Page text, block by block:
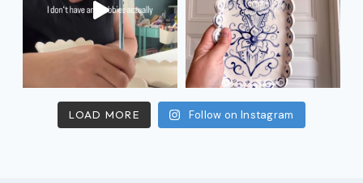
LOAD MORE Follow on Instagram